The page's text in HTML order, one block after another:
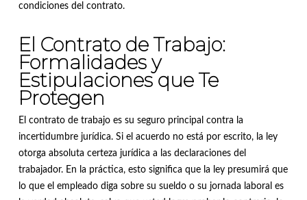
condiciones del contrato.
El Contrato de Trabajo:
Formalidades y
Estipulaciones que Te
Protegen
El contrato de trabajo es su seguro principal contra la
incertidumbre jurídica. Si el acuerdo no está por escrito, la ley
otorga absoluta certeza jurídica a las declaraciones del
trabajador. En la práctica, esto significa que la ley presumirá que
lo que el empleado diga sobre su sueldo o su jornada laboral es